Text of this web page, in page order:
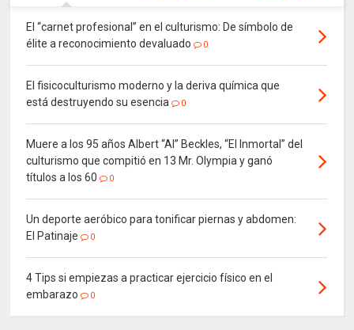
El “carnet profesional” en el culturismo: De símbolo de
élite a reconocimiento devaluado
0
El fisicoculturismo moderno y la deriva química que
está destruyendo su esencia
0
Muere a los 95 años Albert “Al” Beckles, “El Inmortal” del
culturismo que compitió en 13 Mr. Olympia y ganó
títulos a los 60
0
Un deporte aeróbico para tonificar piernas y abdomen:
El Patinaje
0
4 Tips si empiezas a practicar ejercicio físico en el
embarazo
0